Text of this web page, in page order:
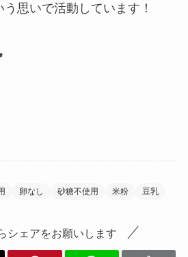
思いで活動しています！
卵なし 砂糖不使用 米粉 豆乳
シェアをお願いします